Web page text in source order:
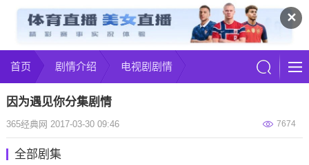
✕
首页 剧情介绍 电视剧剧情
因为遇见你分集剧情
7674
365经典网 2017-03-30 09:46
全部剧集